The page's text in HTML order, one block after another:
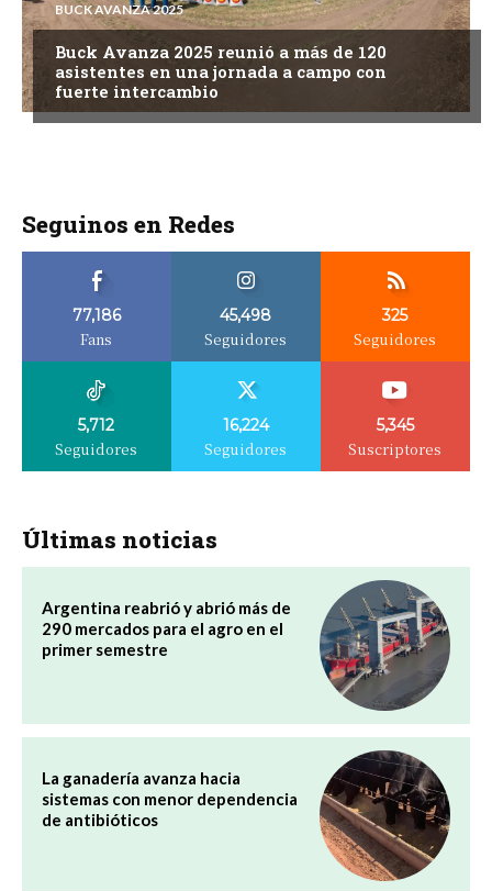
BUCK AVANZA 2025
Buck Avanza 2025 reunió a más de 120
asistentes en una jornada a campo con
fuerte intercambio
Seguinos en Redes
77,186
Fans
45,498
Seguidores
325
Seguidores
5,712
Seguidores
16,224
Seguidores
5,345
Suscriptores
Últimas noticias
Argentina reabrió y abrió más de
290 mercados para el agro en el
primer semestre
La ganadería avanza hacia
sistemas con menor dependencia
de antibióticos